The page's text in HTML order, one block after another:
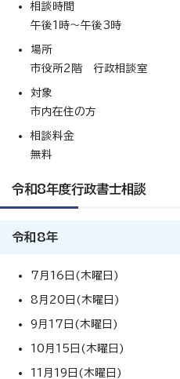
相談時間
午後1時～午後3時
場所
市役所2階 行政相談室
対象
市内在住の方
相談料金
無料
令和8年度行政書士相談
令和8年
7月16日(木曜日)
8月20日(木曜日)
9月17日(木曜日)
10月15日(木曜日)
11月19日(木曜日)